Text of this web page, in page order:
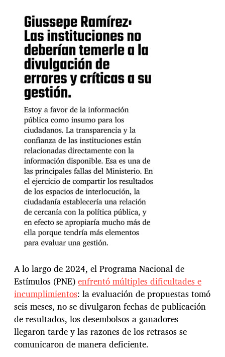
A lo largo de 2024, el Programa Nacional de
Estímulos (PNE)enfrentó múltiples dificultades e
incumplimientos: la evaluación de propuestas tomó
seis meses, no se divulgaron fechas de publicación
de resultados, los desembolsos a ganadores
llegaron tarde y las razones de los retrasos se
comunicaron de manera deficiente.